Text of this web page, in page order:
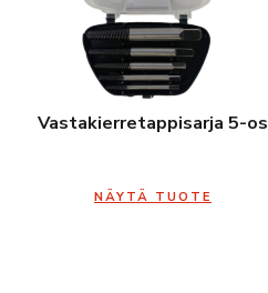
Vastakierretappisarja 5-os
NÄYTÄ TUOTE